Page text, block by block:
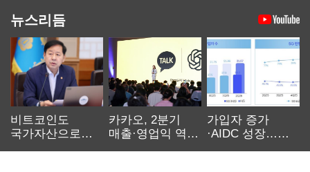
뉴스리듬
비트코인도
국가자산으로…'
카카오, 2분기
매출·영업익 역대
가입자 증가
·AIDC 성장…